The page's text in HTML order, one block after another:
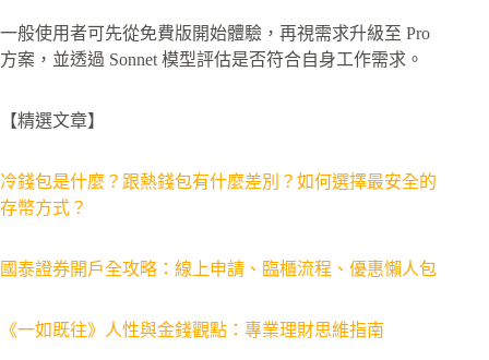
一般使用者可先從免費版開始體驗，再視需求升級至 Pro
方案，並透過 Sonnet 模型評估是否符合自身工作需求。
【精選文章】
冷錢包是什麼？跟熱錢包有什麼差別？如何選擇最安全的
存幣方式？
國泰證券開戶全攻略：線上申請、臨櫃流程、優惠懶人包
《一如既往》人性與金錢觀點：專業理財思維指南